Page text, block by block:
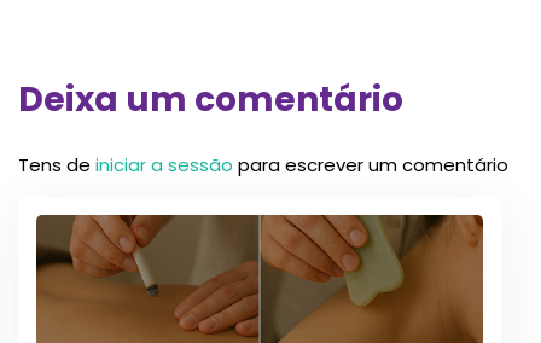
Deixa um comentário
Tens de iniciar a sessão para escrever um comentário